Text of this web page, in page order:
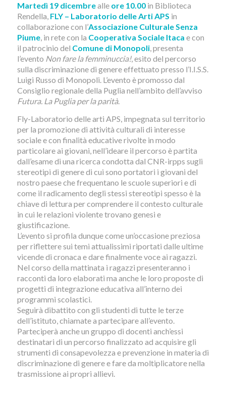
Martedì 19 dicembrealleore 10.00in Biblioteca
Rendella, FLY – Laboratorio delle Arti APS in
collaborazione con l’Associazione Culturale Senza
Piume, in rete con la Cooperativa Sociale Itaca e con
il patrocinio del Comune di Monopoli, presenta
l’evento Non fare la femminuccia!, esito del percorso
sulla discriminazione di genere effettuato presso l’I.I.S.S.
Luigi Russo di Monopoli. L’evento è promosso dal
Consiglio regionale della Puglia nell’ambito dell’avviso
Futura. La Puglia per la parità.
Fly-Laboratorio delle arti APS, impegnata sul territorio
per la promozione di attività culturali di interesse
sociale e con finalità educative rivolte in modo
particolare ai giovani, nell’ideare il percorso è partita
dall’esame di una ricerca condotta dal CNR-irpps sugli
stereotipi di genere di cui sono portatori i giovani del
nostro paese che frequentano le scuole superiori e di
come il radicamento degli stessi stereotipi spesso è la
chiave di lettura per comprendere il contesto culturale
in cui le relazioni violente trovano genesi e
giustificazione.
L’evento si profila dunque come un’occasione preziosa
per riflettere sui temi attualissimi riportati dalle ultime
vicende di cronaca e dare finalmente voce ai ragazzi.
Nel corso della mattinata i ragazzi presenteranno i
racconti da loro elaborati ma anche le loro proposte di
progetti di integrazione educativa all’interno dei
programmi scolastici.
Seguirà dibattito con gli studenti di tutte le terze
dell’istituto, chiamate a partecipare all’evento.
Parteciperà anche un gruppo di docenti anch’essi
destinatari di un percorso finalizzato ad acquisire gli
strumenti di consapevolezza e prevenzione in materia di
discriminazione di genere e fare da moltiplicatore nella
trasmissione ai propri allievi.